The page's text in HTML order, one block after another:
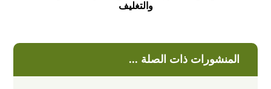
والتغليف
المنشورات ذات الصلة ...